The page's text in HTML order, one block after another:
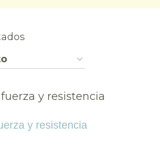
y resistencia